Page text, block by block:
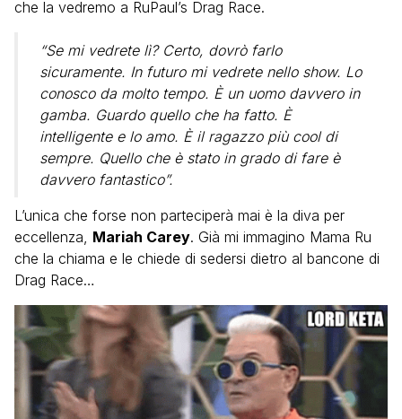
che la vedremo a RuPaul’s Drag Race.
“Se mi vedrete lì? Certo, dovrò farlo
sicuramente. In futuro mi vedrete nello show. Lo
conosco da molto tempo. È un uomo davvero in
gamba. Guardo quello che ha fatto. È
intelligente e lo amo. È il ragazzo più cool di
sempre. Quello che è stato in grado di fare è
davvero fantastico”.
L’unica che forse non parteciperà mai è la diva per
eccellenza, Mariah Carey. Già mi immagino Mama Ru
che la chiama e le chiede di sedersi dietro al bancone di
Drag Race…